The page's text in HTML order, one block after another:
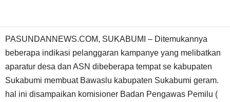
PASUNDANNEWS.COM, SUKABUMI – Ditemukannya
beberapa indikasi pelanggaran kampanye yang melibatkan
aparatur desa dan ASN dibeberapa tempat se kabupaten
Sukabumi membuat Bawaslu kabupaten Sukabumi geram.
hal ini disampaikan komisioner Badan Pengawas Pemilu (